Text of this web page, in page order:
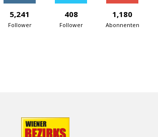
5,241
Follower
408
Follower
1,180
Abonnenten